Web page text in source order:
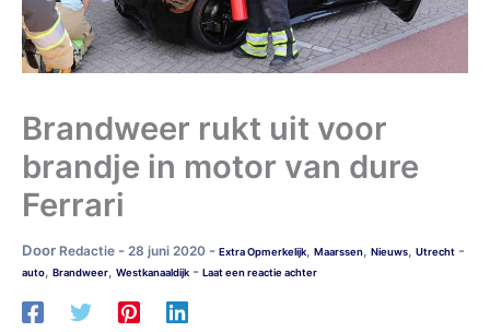
Brandweer rukt uit voor
brandje in motor van dure
Ferrari
Door Redactie - 28 juni 2020 - Extra Opmerkelijk, Maarssen, Nieuws, Utrecht -
auto, Brandweer, Westkanaaldijk - Laat een reactie achter